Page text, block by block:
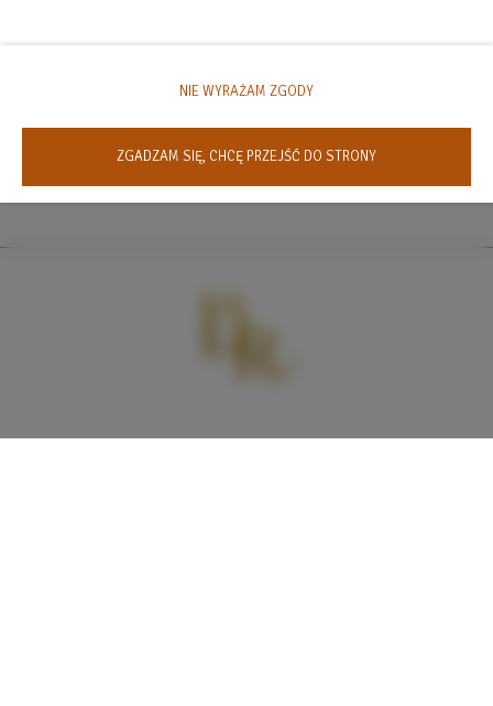
NIE WYRAŻAM ZGODY
ZGADZAM SIĘ, CHCĘ PRZEJŚĆ DO STRONY